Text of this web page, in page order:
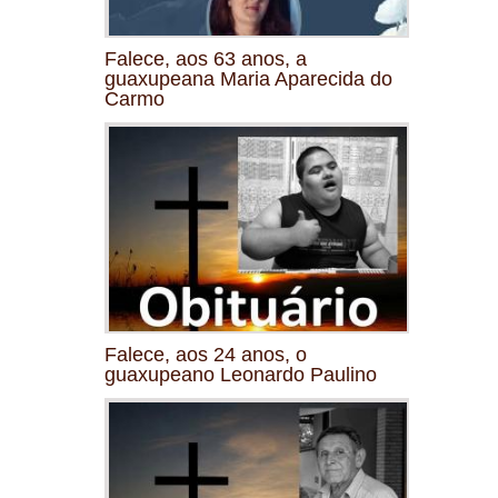
Falece, aos 63 anos, a
guaxupeana Maria Aparecida do
Carmo
Falece, aos 24 anos, o
guaxupeano Leonardo Paulino